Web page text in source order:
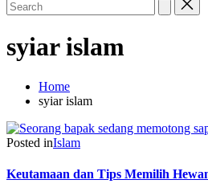
syiar islam
Home
syiar islam
Posted inIslam
Keutamaan dan Tips Memilih